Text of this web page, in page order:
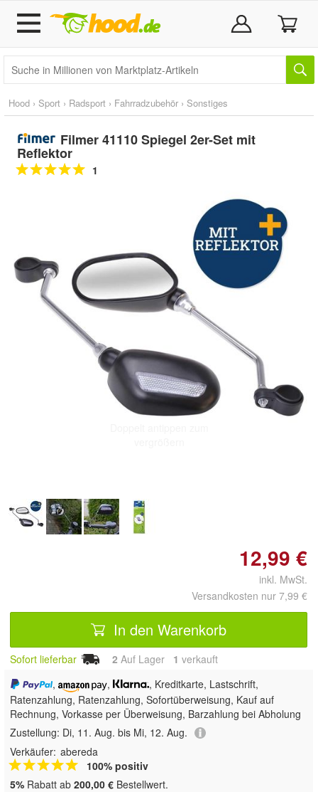
Hood › Sport › Radsport › Fahrradzubehör › Sonstiges
Filmer 41110 Spiegel 2er-Set mit
Reflektor
1
12,99 €
inkl. MwSt.
Versandkosten nur 7,99 €
In den Warenkorb
Sofort lieferbar 2 Auf Lager 1 verkauft
,
,
, Kreditkarte, Lastschrift,
Ratenzahlung, Ratenzahlung, Sofortüberweisung, Kauf auf
Rechnung, Vorkasse per Überweisung, Barzahlung bei Abholung
Zustellung: Di, 11. Aug. bis Mi, 12. Aug.
Verkäufer: abereda
100% positiv
5% Rabatt ab 200,00 € Bestellwert.